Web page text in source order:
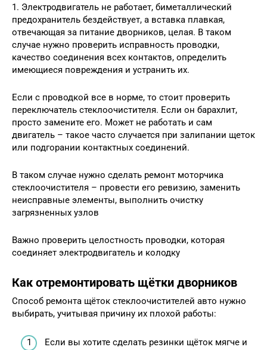
1. Электродвигатель не работает, биметаллический
предохранитель бездействует, а вставка плавкая,
отвечающая за питание дворников, целая. В таком
случае нужно проверить исправность проводки,
качество соединения всех контактов, определить
имеющиеся повреждения и устранить их.
Если с проводкой все в норме, то стоит проверить
переключатель стеклоочистителя. Если он барахлит,
просто замените его. Может не работать и сам
двигатель – такое часто случается при залипании щеток
или подгорании контактных соединений.
В таком случае нужно сделать ремонт моторчика
стеклоочистителя – провести его ревизию, заменить
неисправные элементы, выполнить очистку
загрязненных узлов
Важно проверить целостность проводки, которая
соединяет электродвигатель и колодку
Как отремонтировать щётки дворников
Способ ремонта щёток стеклоочистителей авто нужно
выбирать, учитывая причину их плохой работы:
Если вы хотите сделать резинки щёток мягче и